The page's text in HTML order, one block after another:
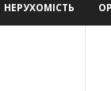
НЕРУХОМІСТЬ